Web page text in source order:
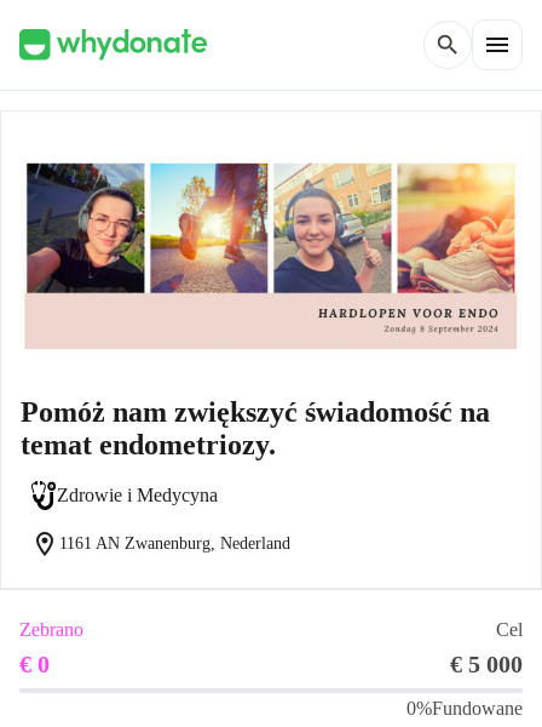
search menu
Pomóż nam zwiększyć świadomość na
temat endometriozy.
Zdrowie i Medycyna
location_on 1161 AN Zwanenburg, Nederland
Zebrano Cel
€ 0 € 5 000
0%Fundowane